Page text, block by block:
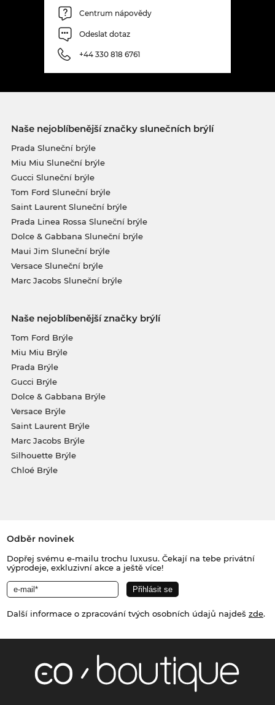
Centrum nápovědy
Odeslat dotaz
+44 330 818 6761
Naše nejoblíbenější značky slunečních brýlí
Prada Sluneční brýle
Miu Miu Sluneční brýle
Gucci Sluneční brýle
Tom Ford Sluneční brýle
Saint Laurent Sluneční brýle
Prada Linea Rossa Sluneční brýle
Dolce & Gabbana Sluneční brýle
Maui Jim Sluneční brýle
Versace Sluneční brýle
Marc Jacobs Sluneční brýle
Naše nejoblíbenější značky brýlí
Tom Ford Brýle
Miu Miu Brýle
Prada Brýle
Gucci Brýle
Dolce & Gabbana Brýle
Versace Brýle
Saint Laurent Brýle
Marc Jacobs Brýle
Silhouette Brýle
Chloé Brýle
Odběr novinek
Dopřej svému e-mailu trochu luxusu. Čekají na tebe privátní
výprodeje, exkluzivní akce a ještě více!
Další informace o zpracování tvých osobních údajů najdeš zde.